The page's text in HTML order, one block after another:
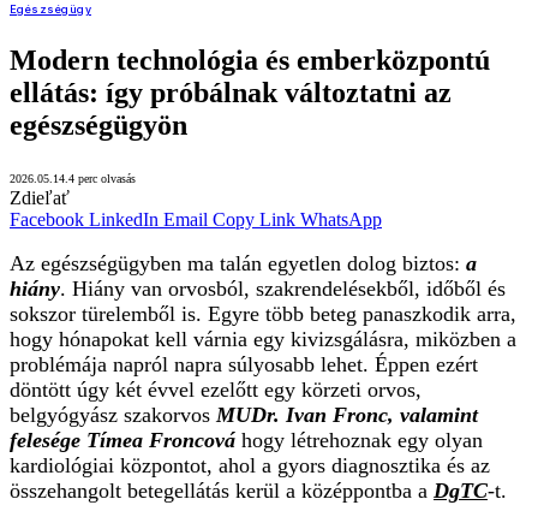
Egészségügy
Modern technológia és emberközpontú
ellátás: így próbálnak változtatni az
egészségügyön
2026.05.14. 4 perc olvasás
Zdieľať
Facebook LinkedIn Email Copy Link WhatsApp
Az egészségügyben ma talán egyetlen dolog biztos: a
hiány. Hiány van orvosból, szakrendelésekből, időből és
sokszor türelemből is. Egyre több beteg panaszkodik arra,
hogy hónapokat kell várnia egy kivizsgálásra, miközben a
problémája napról napra súlyosabb lehet. Éppen ezért
döntött úgy két évvel ezelőtt egy körzeti orvos,
belgyógyász szakorvosMUDr. Ivan Fronc, valamint
felesége Tímea Froncová hogy létrehoznak egy olyan
kardiológiai központot, ahol a gyors diagnosztika és az
összehangolt betegellátás kerül a középpontba a DgTC-t.